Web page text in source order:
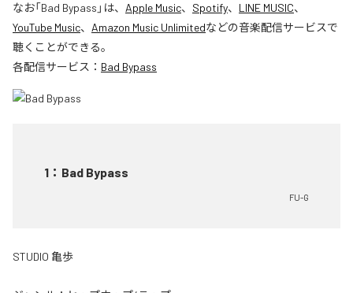
なお「Bad Bypass 」は、 Apple Music、 Spotify、 LINE MUSIC、
YouTube Music、 Amazon Music Unlimitedなどの音楽配信サービスで
聴くことができる。
各配信サービス： Bad Bypass
1 ： Bad Bypass
FU-G
STUDIO 亀歩